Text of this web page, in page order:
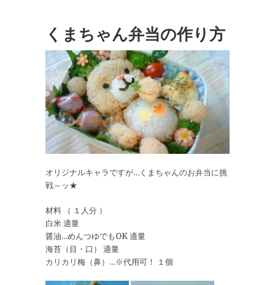
くまちゃん弁当の作り方
オリジナルキャラですが…くまちゃんのお弁当に挑
戦～ッ★
材料 （ １人分 ）
白米 適量
醤油…めんつゆでもOK 適量
海苔（目・口） 適量
カリカリ梅（鼻）…※代用可！ １個